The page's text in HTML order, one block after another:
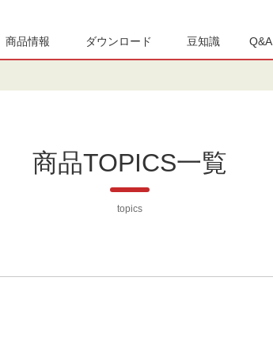
商品情報 ダウンロード 豆知識 Q&A
商品TOPICS一覧
topics